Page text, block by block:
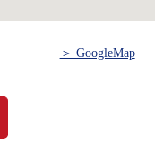
＞ GoogleMap